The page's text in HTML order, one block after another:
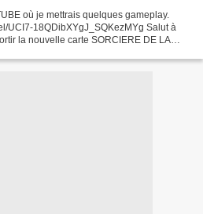
où je mettrais quelques gameplay.
UCI7-18QDibXYgJ_SQKezMYg Salut à
la nouvelle carte SORCIERE DE LA